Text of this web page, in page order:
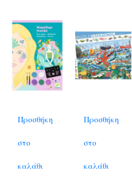
Προσθήκη
στο
καλάθι
Προσθήκη
στο
καλάθι